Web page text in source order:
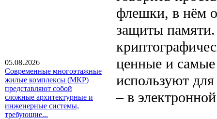
05.08.2026
Современные многоэтажные
жилые комплексы (МКР)
представляют собой
сложные архитектурные и
инженерные системы,
требующие...
флешки, в нём
защиты
ценные и
используют
– в